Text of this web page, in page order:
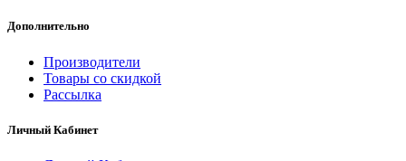
Дополнительно
Производители
Товары со скидкой
Рассылка
Личный Кабинет